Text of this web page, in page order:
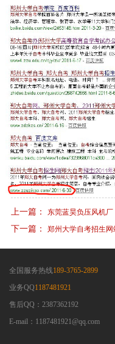
上一篇： 东莞蓝昊负压风机
下一篇： 郑州大学自考招生
全国服务热线189-3765-2899
业务QQ1187481921
售后QQ：2387362192
E-mail：1187481921@qq.com